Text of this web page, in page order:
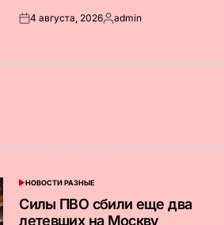
Опубликовано
4 августа, 2026Запись
admin
ОПУБЛИКОВАНО
НОВОСТИ РАЗНЫЕ
Силы ПВО сбили еще два
летевших на Москву